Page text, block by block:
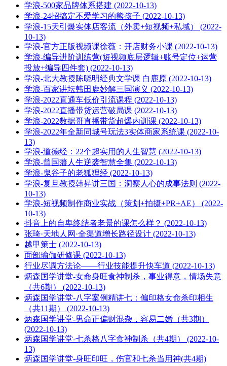
学浪-500家品牌体系搭建 (2022-10-13)
学浪-24招搞定不爱学习的熊孩子 (2022-10-13)
学浪-15天引爆实体店客流（外卖+短视频+私域） (2022-
10-13)
学浪-官方正版视频课徐薇：开店财务小课 (2022-10-13)
学浪-编导进阶训练营(短视频底层逻辑+账号定位+运营
投放+编导四件套) (2022-10-13)
学浪-北大教授陈晓明经典文学课 白鹿原 (2022-10-13)
学浪-百家讲坛韩田鹿妙解三国演义 (2022-10-13)
学浪-2022直通车低价引流课程 (2022-10-13)
学浪-2022直播带货运营破局课 (2022-10-13)
学浪-2022数据哥直播带货超爆内训课 (2022-10-13)
学浪-2022年全新同城号玩法3实体商家系统课 (2022-10-
13)
学浪-道德经：22个超实用的人生智慧 (2022-10-13)
学浪-曾国藩人生逆袭智慧全集 (2022-10-13)
学浪-鬼谷子的老狐狸经 (2022-10-13)
学浪-复旦教授韩昇讲三国：洞察人心的成事法则 (2022-
10-13)
学浪-短视频制作商业实战（策划+拍摄+PR+AE） (2022-
10-13)
抖音上的自卑终结者老景的课怎么样？ (2022-10-13)
张琦·天地人网·全渠道增长路径设计 (2022-10-13)
越甲策士 (2022-10-13)
面部瑜伽研修课 (2022-10-13)
行业尽调方法论——行业技能提升快车道 (2022-10-13)
炳森国学讲堂-女命身旺食神制杀，事业得意，情场失意
（共6期） (2022-10-13)
炳森国学讲堂-八字案例精讲七：偏印格女命杀印相生
（共11期） (2022-10-13)
炳森国学讲堂-男命正偏财混杂，容易二婚（共3期）
(2022-10-13)
炳森国学讲堂-七杀格八字食神制杀（共4期） (2022-10-
13)
炳森国学讲堂-身旺印旺，伤官和七杀当用神(共4期)